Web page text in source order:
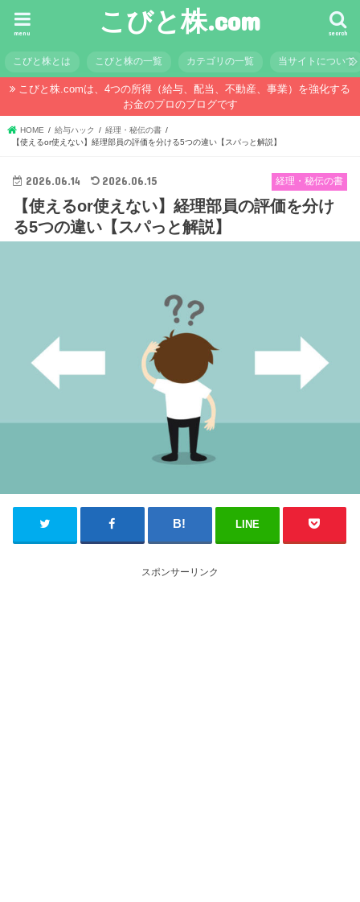
こびと株.com search
menu
こびと株とは こびと株の一覧 カテゴリの一覧 当サイトについて
こびと株.comは、4つの所得（給与、配当、不動産、事業）を強化する
お金のプロのブログです
HOME 給与ハック
経理・秘伝の書
【使えるor使えない】経理部員の評価を分ける5つの違い【スパっと解説】
経理・秘伝の書
2026.06.14 2026.06.15
【使えるor使えない】経理部員の評価を分け
る5つの違い【スパっと解説】
LINE
スポンサーリンク